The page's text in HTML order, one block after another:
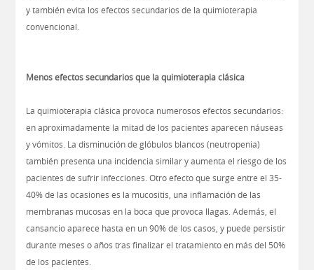
y también evita los efectos secundarios de la quimioterapia
convencional.
Menos efectos secundarios que la quimioterapia clásica
La quimioterapia clásica provoca numerosos efectos secundarios:
en aproximadamente la mitad de los pacientes aparecen náuseas
y vómitos. La disminución de glóbulos blancos (neutropenia)
también presenta una incidencia similar y aumenta el riesgo de los
pacientes de sufrir infecciones. Otro efecto que surge entre el 35-
40% de las ocasiones es la mucositis, una inflamación de las
membranas mucosas en la boca que provoca llagas. Además, el
cansancio aparece hasta en un 90% de los casos, y puede persistir
durante meses o años tras finalizar el tratamiento en más del 50%
de los pacientes.